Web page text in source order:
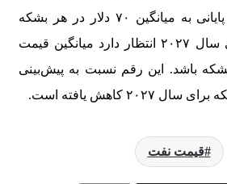
بشکه و در سه‌ ماهه پایانی به میانگین ۷۰ دلار در هر بشکه
کاهش داد. سیتی برای سال ۲۰۲۷ انتظار دارد میانگین قیمت
هر بشکه باشد. این رقم نسبت به پیش‌بینی
قیمت نفت